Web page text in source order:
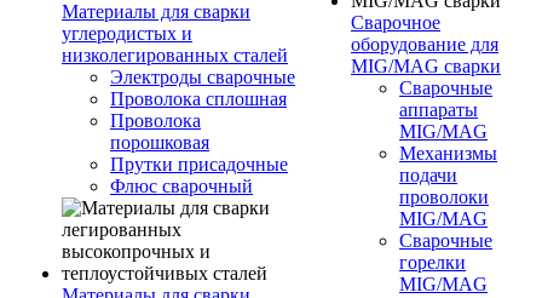
Материалы для сварки
углеродистых и
низколегированных сталей
Электроды сварочные
Проволока сплошная
Проволока
порошковая
Прутки присадочные
Флюс сварочный
Сварочное
оборудование для
MIG/MAG сварки
Сварочные
аппараты
MIG/MAG
Механизмы
подачи
проволоки
MIG/MAG
Сварочные
горелки
MIG/MAG